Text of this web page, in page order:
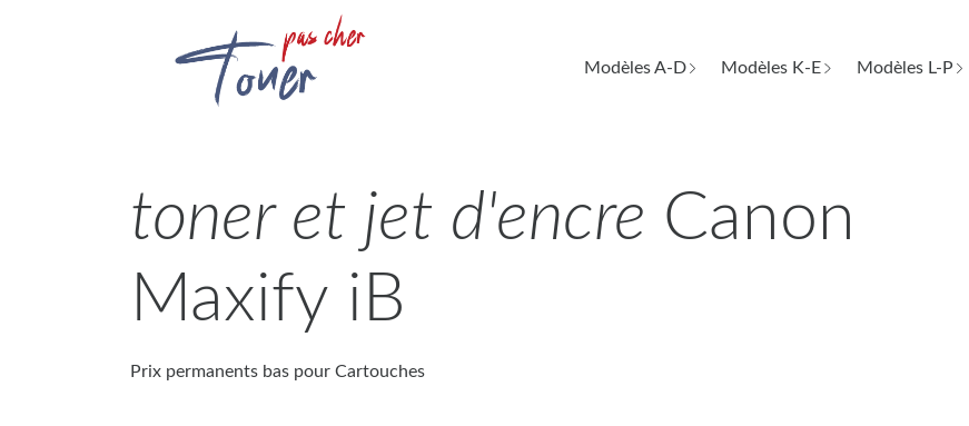
Modèles A-D Modèles K-E Modèles L-P
toner et jet d'encre Canon
Maxify iB
Prix permanents bas pour Cartouches